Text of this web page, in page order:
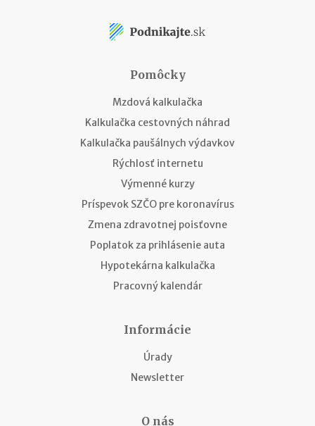
Pomôcky
Mzdová kalkulačka
Kalkulačka cestovných náhrad
Kalkulačka paušálnych výdavkov
Rýchlosť internetu
Výmenné kurzy
Príspevok SZČO pre koronavírus
Zmena zdravotnej poisťovne
Poplatok za prihlásenie auta
Hypotekárna kalkulačka
Pracovný kalendár
Informácie
Úrady
Newsletter
O nás